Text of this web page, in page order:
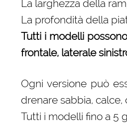
La larghezza della
La profondità della
Tutti i modelli
frontale, laterale
Ogni versione può
drenare sabbia,
Tutti i modelli fino a 5